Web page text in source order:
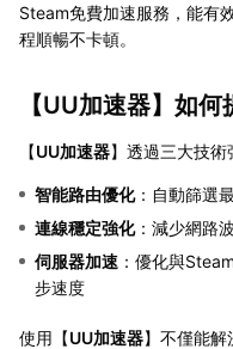
Steam免費加速服務，能有
程順暢不卡頓。
【UU加速器】如何
【UU加速器】透過三大技術
智能路由優化：自動篩選
連線穩定強化：減少網路
伺服器加速 ：優化與
步速度
使用【UU加速器】不僅能